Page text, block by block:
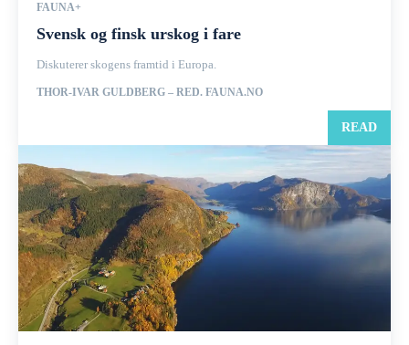
FAUNA+
Svensk og finsk urskog i fare
Diskuterer skogens framtid i Europa.
THOR-IVAR GULDBERG – RED. FAUNA.NO
READ